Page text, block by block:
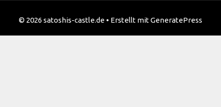
© 2026 satoshis-castle.de • Erstellt mitGeneratePress